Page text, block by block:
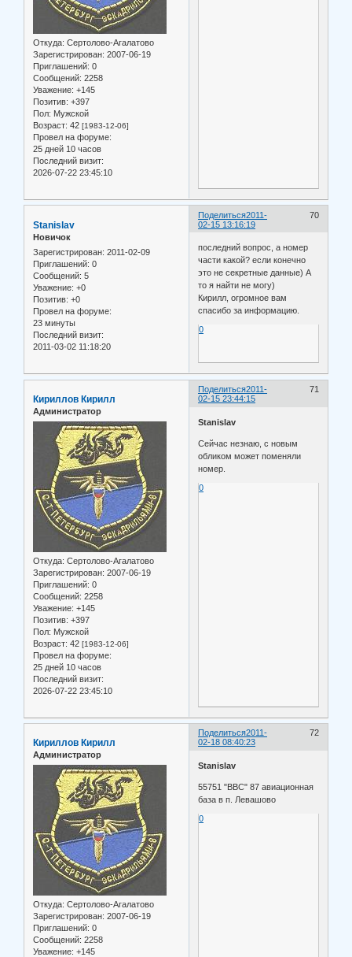
Откуда: Сертолово-Агалатово
Зарегистрирован: 2007-06-19
Приглашений: 0
Сообщений: 2258
Уважение: +145
Позитив: +397
Пол: Мужской
Возраст: 42 [1983-12-06]
Провел на форуме:
25 дней 10 часов
Последний визит:
2026-07-22 23:45:10
Поделиться 70
2011-
02-15 13:16:19
Stanislav
Новичок
Зарегистрирован: 2011-02-09
Приглашений: 0
Сообщений: 5
Уважение: +0
Позитив: +0
Провел на форуме:
23 минуты
Последний визит:
2011-03-02 11:18:20
последний вопрос, а номер
части какой? если конечно
это не секретные данные) А
то я найти не могу)
Кирилл, огромное вам
спасибо за информацию.
0
Поделиться 71
2011-
02-15 23:44:15
Кириллов Кирилл
Администратор
Откуда: Сертолово-Агалатово
Зарегистрирован: 2007-06-19
Приглашений: 0
Сообщений: 2258
Уважение: +145
Позитив: +397
Пол: Мужской
Возраст: 42 [1983-12-06]
Провел на форуме:
25 дней 10 часов
Последний визит:
2026-07-22 23:45:10
Stanislav
Сейчас незнаю, с новым
обликом может поменяли
номер.
0
Поделиться 72
2011-
02-18 08:40:23
Кириллов Кирилл
Администратор
Откуда: Сертолово-Агалатово
Зарегистрирован: 2007-06-19
Приглашений: 0
Сообщений: 2258
Уважение: +145
Stanislav
55751 "ВВС" 87 авиационная
база в п. Левашово
0